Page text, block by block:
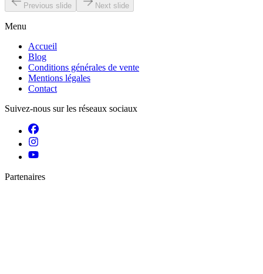
Previous slide Next slide
Menu
Accueil
Blog
Conditions générales de vente
Mentions légales
Contact
Suivez-nous sur les réseaux sociaux
Partenaires